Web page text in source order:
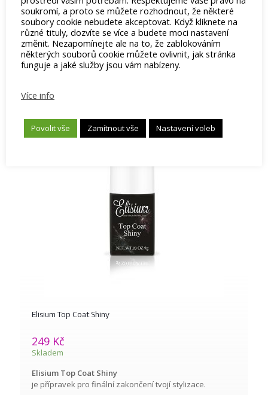
Skladem
Přípravek pro fyzickou i chemickou ochranu kůže kolem
nehtů při nanášení gelů, laků a pomocných přípravků
Přidat do košíku
Elisium Top Coat Shiny
249 Kč
Skladem
Elisium Top Coat Shiny
je přípravek pro finální zakončení tvojí stylizace.
soukromí, a proto se můžete rozhodnout, že některé
soubory cookie nebudete akceptovat. Když kliknete na
různé tituly, dozvíte se více a budete moci nastavení
změnit. Nezapomínejte ale na to, že zablokováním
některých souborů cookie můžete ovlivnit, jak stránka
funguje a jaké služby jsou vám nabízeny.
Více info
Povolit vše Zamítnout vše Nastavení voleb